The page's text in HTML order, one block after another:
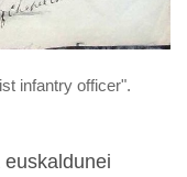
infantry officer".